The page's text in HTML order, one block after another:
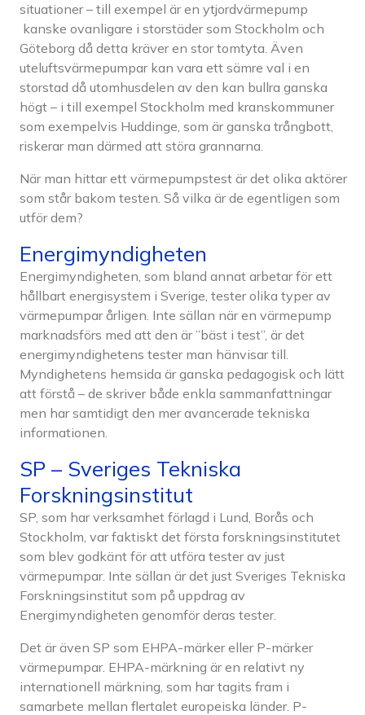
situationer – till exempel är en ytjordvärmepump
kanske ovanligare i storstäder som Stockholm och
Göteborg då detta kräver en stor tomtyta. Även
uteluftsvärmepumpar kan vara ett sämre val i en
storstad då utomhusdelen av den kan bullra ganska
högt – i till exempel Stockholm med kranskommuner
som exempelvis Huddinge, som är ganska trångbott,
riskerar man därmed att störa grannarna.
När man hittar ett värmepumpstest är det olika aktörer
som står bakom testen. Så vilka är de egentligen som
utför dem?
Energimyndigheten
Energimyndigheten, som bland annat arbetar för ett
hållbart energisystem i Sverige, tester olika typer av
värmepumpar årligen. Inte sällan när en värmepump
marknadsförs med att den är ”bäst i test”, är det
energimyndighetens tester man hänvisar till.
Myndighetens hemsida är ganska pedagogisk och lätt
att förstå – de skriver både enkla sammanfattningar
men har samtidigt den mer avancerade tekniska
informationen.
SP – Sveriges Tekniska
Forskningsinstitut
SP, som har verksamhet förlagd i Lund, Borås och
Stockholm, var faktiskt det första forskningsinstitutet
som blev godkänt för att utföra tester av just
värmepumpar. Inte sällan är det just Sveriges Tekniska
Forskningsinstitut som på uppdrag av
Energimyndigheten genomför deras tester.
Det är även SP som EHPA-märker eller P-märker
värmepumpar. EHPA-märkning är en relativt ny
internationell märkning, som har tagits fram i
samarbete mellan flertalet europeiska länder. P-